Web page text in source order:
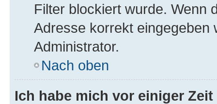
Filter blockiert wurde. Wenn
Adresse korrekt eingegeben
Administrator.
Nach oben
Ich habe mich vor einiger